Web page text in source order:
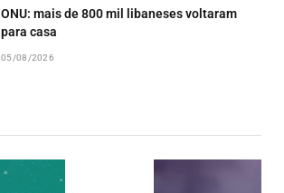
ONU: mais de 800 mil libaneses voltaram
para casa
05/08/2026